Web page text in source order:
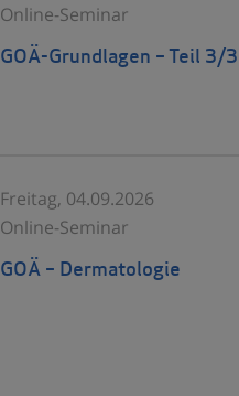
Online-Seminar
GOÄ-Grundlagen – Teil 3/3
Freitag, 04.09.2026
Online-Seminar
GOÄ – Dermatologie